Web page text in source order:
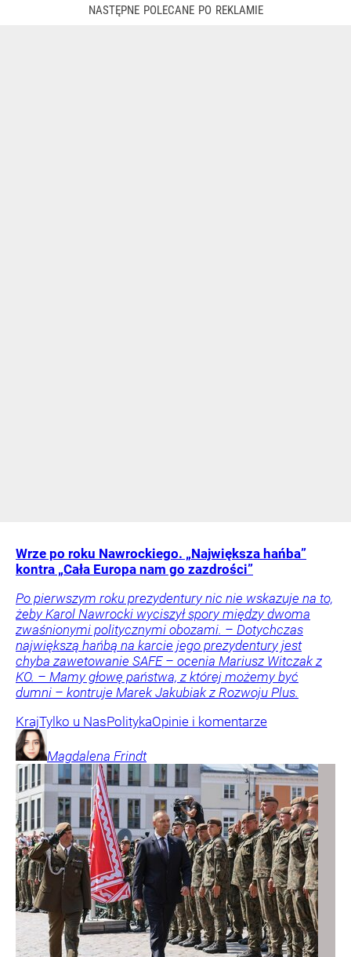
Wrze po roku Nawrockiego. „Największa hańba”
kontra „Cała Europa nam go zazdrości”
Po pierwszym roku prezydentury nic nie wskazuje na to,
żeby Karol Nawrocki wyciszył spory między dwoma
zwaśnionymi politycznymi obozami. – Dotychczas
największą hańbą na karcie jego prezydentury jest
chyba zawetowanie SAFE – ocenia Mariusz Witczak z
KO. – Mamy głowę państwa, z której możemy być
dumni – kontruje Marek Jakubiak z Rozwoju Plus.
KrajTylko u NasPolitykaOpinie i komentarze
Magdalena Frindt